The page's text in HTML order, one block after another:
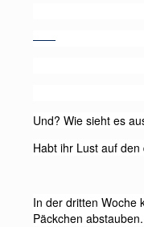
——
Und? Wie sieht es
Habt ihr Lust auf
In der dritten Woche
Päckchen abstauben.